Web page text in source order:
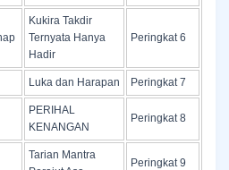
Kukira Takdir
Ternyata Hanya
Hadir
Peringkat 6
Luka dan Harapan Peringkat 7
PERIHAL
KENANGAN
Peringkat 8
Tarian Mantra
Peringkat 9